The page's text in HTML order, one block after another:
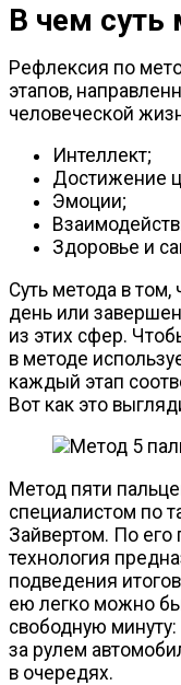
В чем суть
Рефлексия по
этапов,
человеческой
Интеллект;
Достижение
Эмоции;
Здоровье и
Суть метода в
день или
из этих сфер.
в методе
каждый этап
Вот как это
Метод пяти
специалистом по
Зайвертом. По его
технология
подведения
ею легко можно
свободную
за рулем
в очередях.